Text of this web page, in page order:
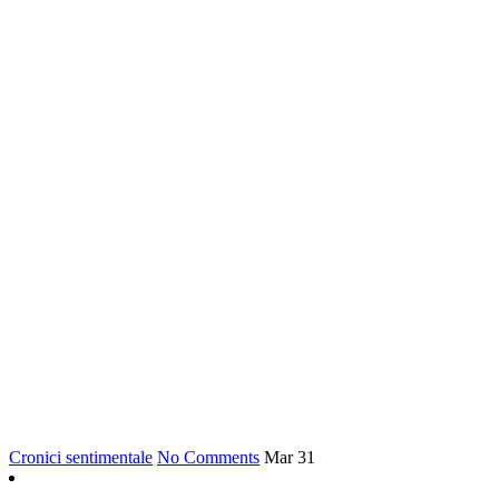
Cronici sentimentale No Comments Mar 31